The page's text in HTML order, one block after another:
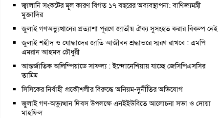
জ্বালানি সংকটের মূল কারণ বিগত ১৭ বছরের অব্যবস্থাপনা: বাণিজ্যমন্ত্রী
মুক্তাদির
জুলাই গণঅভ্যুত্থানের প্রত্যাশা পূরণে জাতীয় ঐক্য সুসংহত করার বিকল্প নেই
জুলাই শহীদ ও যোদ্ধাদের জাতি আজীবন শ্রদ্ধাভরে স্মরণ রাখবে : এমপি
এমরান আহমদ চৌধুরী
আন্তর্জাতিক অলিম্পিয়াডে সাফল্য : ইন্দোনেশিয়ায় যাচ্ছে জেসিপিএসসির
তামিম
সিসিকের নির্বাহী প্রকৌশলীর বিরুদ্ধে অনিয়ম-দুর্নীতির অভিযোগ
জুলাই গণ-অভ্যুত্থান দিবস উপলক্ষে এনইইউবিতে আলোচনা সভা ও দোয়া
মাহফিল